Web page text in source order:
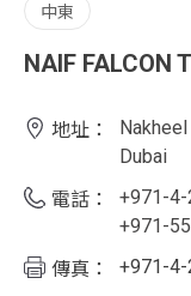
中東
NAIF FALCON
地址：
Dubai
電話：
+971-
+971-
傳真：
+971-